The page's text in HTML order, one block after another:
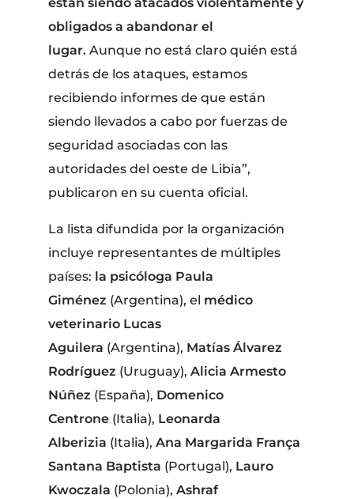
están siendo atacados violentamente y
obligados a abandonar el
lugar.Aunque no está claro quién está
detrás de los ataques, estamos
recibiendo informes de que están
siendo llevados a cabo por fuerzas de
seguridad asociadas con las
autoridades del oeste de Libia”,
publicaron en su cuenta oficial.
La lista difundida por la organización
incluye representantes de múltiples
países: la psicóloga Paula
Giménez (Argentina), el médico
veterinario Lucas
Aguilera (Argentina), Matías Álvarez
Rodríguez (Uruguay),Alicia Armesto
Núñez (España), Domenico
Centrone (Italia), Leonarda
Alberizia (Italia),Ana Margarida França
Santana Baptista (Portugal), Lauro
Kwoczala (Polonia),Ashraf